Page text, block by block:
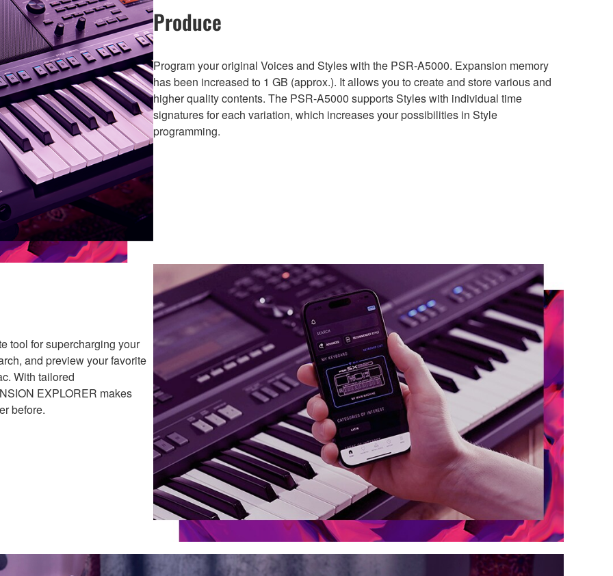
Produce
Program your original Voices and Styles with the PSR-A5000. Expansion memory
has been increased to 1 GB (approx.). It allows you to create and store various and
higher quality contents. The PSR-A5000 supports Styles with individual time
signatures for each variation, which increases your possibilities in Style
programming.
tool for supercharging your
and preview your favorite
With tailored
EXPLORER makes
before.